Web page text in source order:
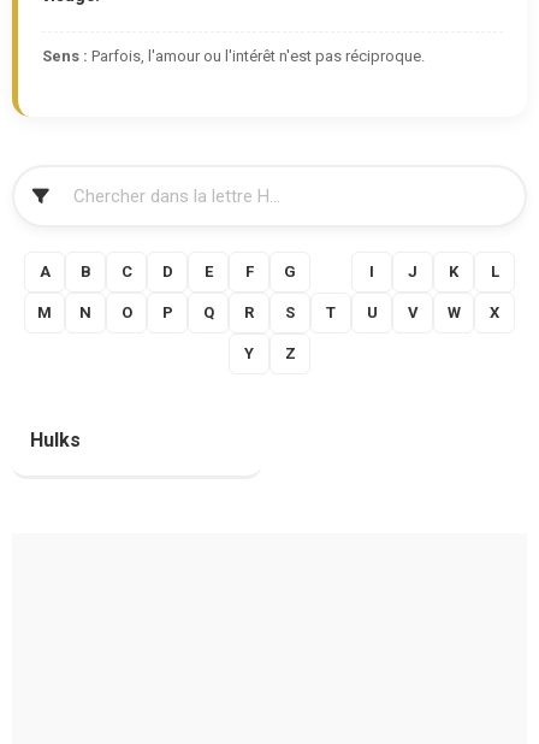
Sens : Parfois, l'amour ou l'intérêt n'est pas réciproque.
A B C D E F G I J K L
M N O P Q R S T U V W X
Y Z
Hulks